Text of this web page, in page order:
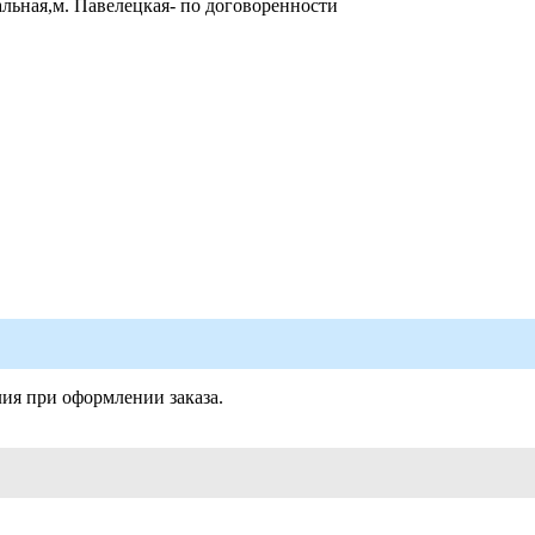
Павелецкая- по договоренности
при оформлении заказа.